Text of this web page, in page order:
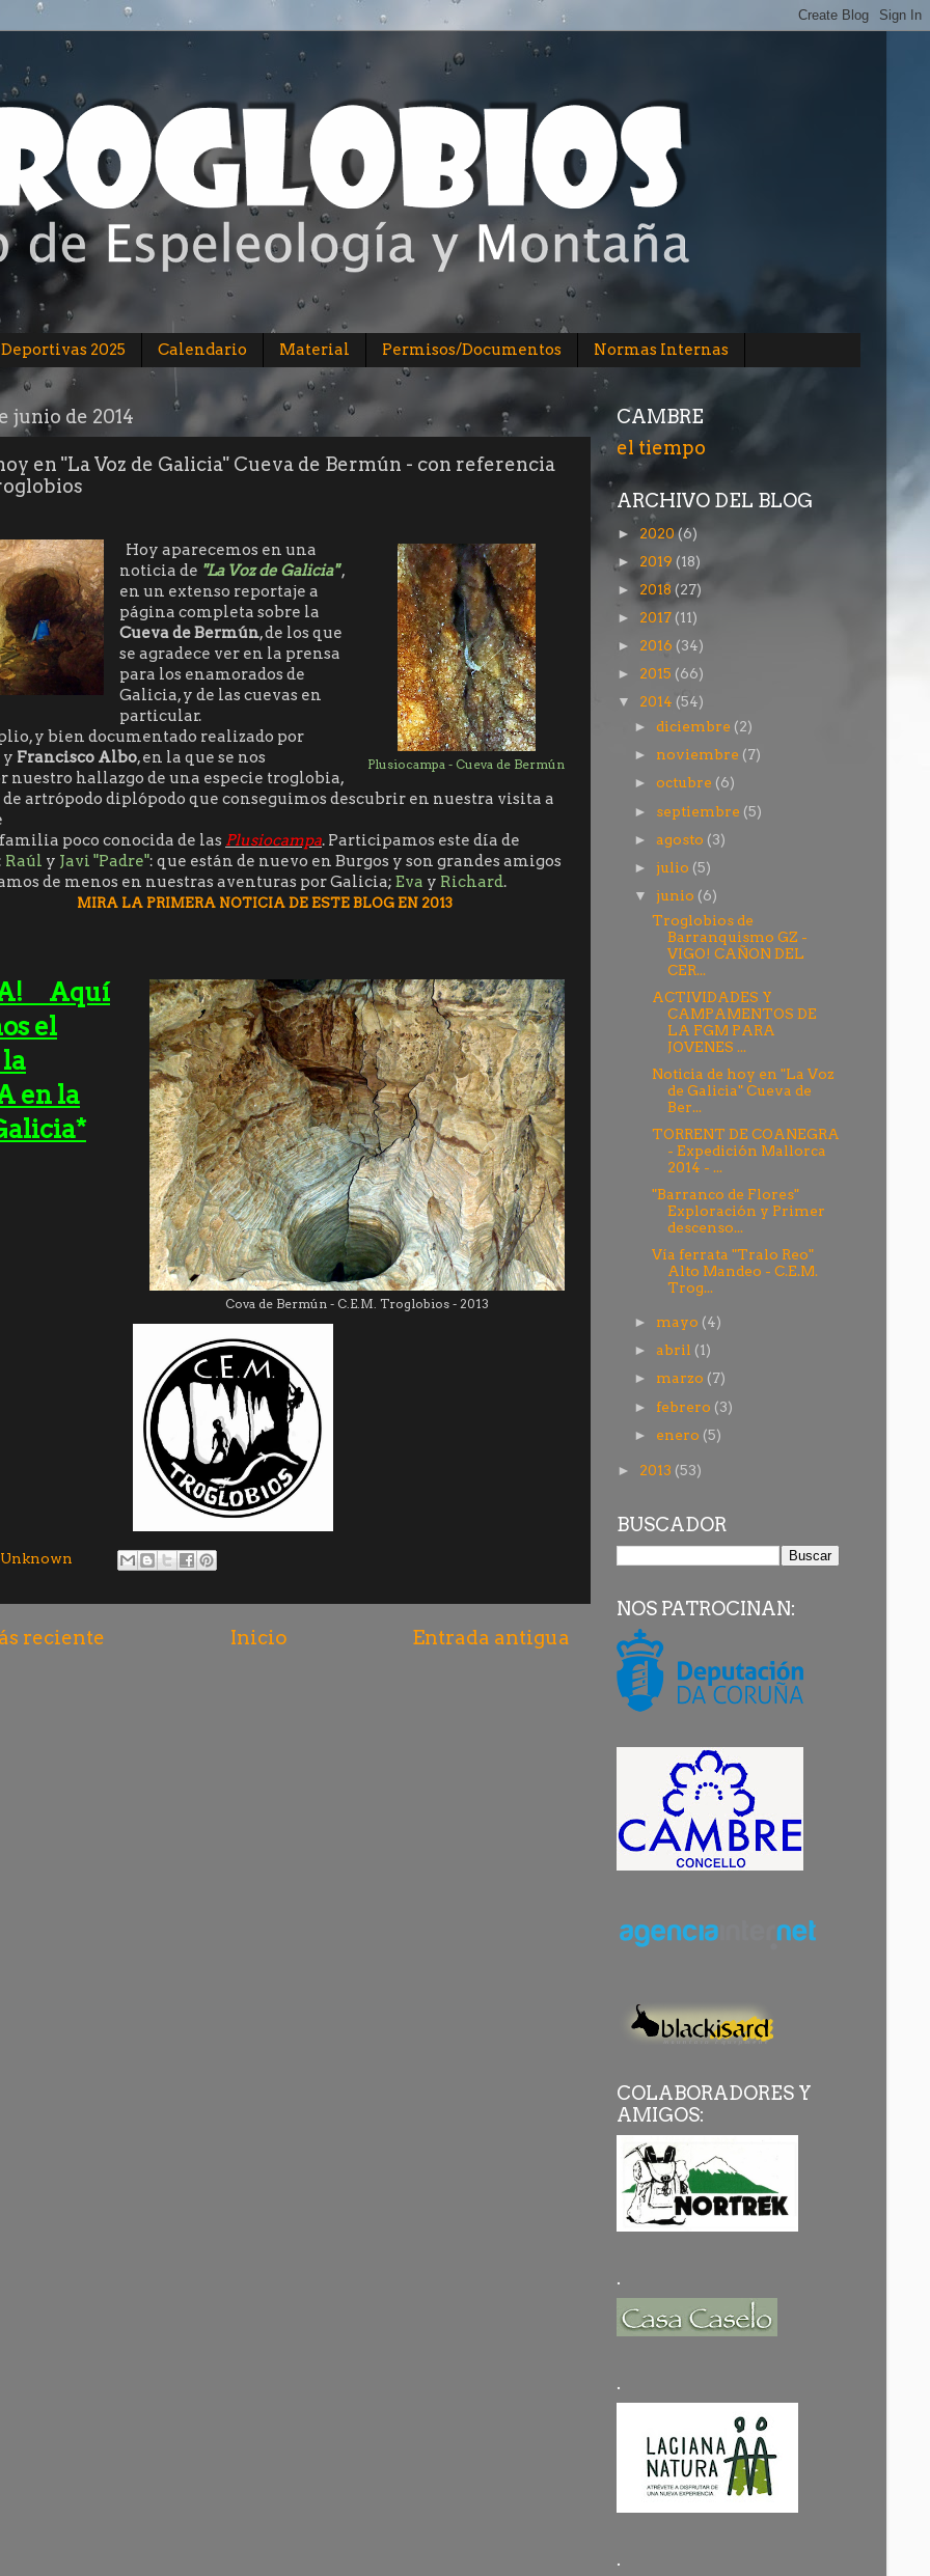
2025 Calendario Material Permisos/Documentos Normas Internas
junio de 2014
en "La Voz de Galicia" Cueva de Bermún - con referencia
Plusiocampa - Cueva de Bermún
Hoy aparecemos en una
noticia de "La Voz de Galicia",
en un extenso reportaje a
página completa sobre la
Cueva de Bermún, de los que
se agradece ver en la prensa
para los enamorados de
Galicia, y de las cuevas en
particular.
y bien documentado realizado por
y Francisco Albo, en la que se nos
nuestro hallazgo de una especie troglobia,
artrópodo diplópodo que conseguimos descubrir en nuestra visita a
familia poco conocida de las Plusiocampa. Participamos este día de
Raúl y Javi "Padre": que están de nuevo en Burgos y son grandes amigos
de menos en nuestras aventuras por Galicia; Eva y Richard.
NOTICIA DE ESTE BLOG EN 2013
Cova de Bermún - C.E.M. Troglobios - 2013
Aquí
el
en la
Unknown
reciente Entrada antigua
Inicio
CAMBRE
el tiempo
ARCHIVO DEL BLOG
► 2020(6)
► 2019 (18)
► 2018 (27)
► 2017 (11)
► 2016 (34)
► 2015 (66)
▼ 2014 (54)
►diciembre (2)
► noviembre (7)
►octubre (6)
► septiembre (5)
► agosto (3)
►julio (5)
▼junio (6)
Troglobios de
Barranquismo GZ -
VIGO! CAÑON DEL
CER...
ACTIVIDADES Y
CAMPAMENTOS DE
LA FGM PARA
JOVENES ...
Noticia de hoy en "La Voz
de Galicia" Cueva de
Ber...
TORRENT DE COANEGRA
- Expedición Mallorca
2014 - ...
"Barranco de Flores"
Exploración y Primer
descenso...
Vía ferrata "Tralo Reo"
Alto Mandeo - C.E.M.
Trog...
► mayo (4)
► abril (1)
► marzo (7)
► febrero (3)
► enero (5)
► 2013 (53)
BUSCADOR
NOS PATROCINAN:
COLABORADORES Y
AMIGOS:
.
.
.